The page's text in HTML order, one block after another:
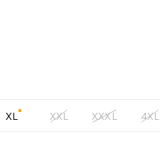
XL XXL XXXL 4XL